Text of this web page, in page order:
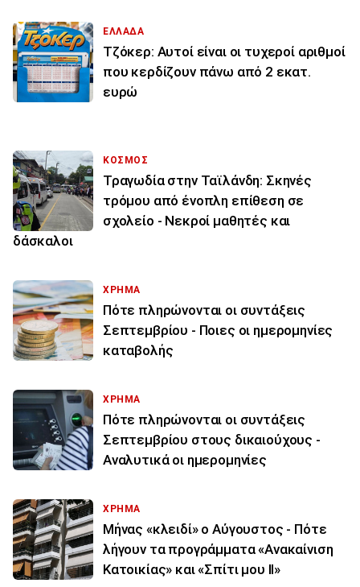
ΕΛΛΑΔΑ
Τζόκερ: Αυτοί είναι οι τυχεροί αριθμοί
που κερδίζουν πάνω από 2 εκατ.
ευρώ
ΚΟΣΜΟΣ
Τραγωδία στην Ταϊλάνδη: Σκηνές
τρόμου από ένοπλη επίθεση σε
σχολείο - Νεκροί μαθητές και
δάσκαλοι
ΧΡΗΜΑ
Πότε πληρώνονται οι συντάξεις
Σεπτεμβρίου - Ποιες οι ημερομηνίες
καταβολής
ΧΡΗΜΑ
Πότε πληρώνονται οι συντάξεις
Σεπτεμβρίου στους δικαιούχους -
Αναλυτικά οι ημερομηνίες
ΧΡΗΜΑ
Μήνας «κλειδί» ο Αύγουστος - Πότε
λήγουν τα προγράμματα «Ανακαίνιση
Κατοικίας» και «Σπίτι μου ΙΙ»